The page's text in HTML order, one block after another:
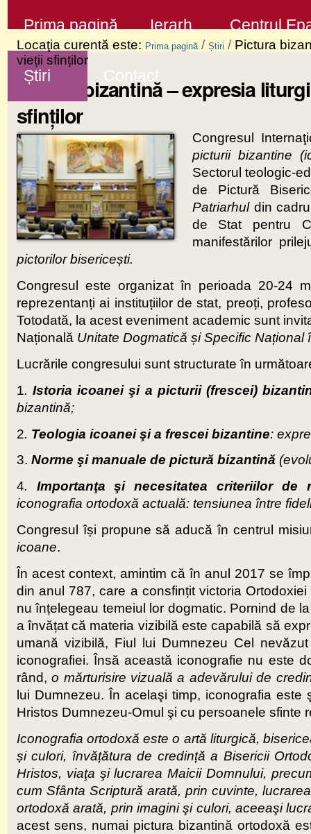
la
conţinut
Sari
la
navigare
Prima pagină Ierarh Centrul
Știri Contact
Locaţia curentă este: Prima pagină / Știri / Pictura
vieții sfinților
Pictura bizantină – expresia
sfinților
Congresul
picturii bizantine
Sectorul teologic-
de Pictură
Patriarhuldin
de Stat pentru
manifestărilor
pictorilor bisericești.
Congresul este organizat în perioada 20-24
reprezentanți ai instituțiilor de stat, preoți,
Totodată, la acest eveniment academic sunt
Națională Unitate Dogmatică și Specific Național
Lucrările congresului sunt structurate în
1. Istoria icoanei şi a picturii (frescei)
bizantină;
2. Teologia icoanei şi a frescei bizantine:
3. Norme şi manuale de pictură bizantină
4. Importanţa şi necesitatea criteriilor de
iconografia ortodoxă actuală: tensiunea între
Congresul își propune să aducă în centrul
icoane.
În acest context, amintim că în anul 2017 se
din anul 787, care a consfințit victoria
nu înțelegeau temeiul lor dogmatic. Pornind de
a învățat că materia vizibilă este capabilă să
umană vizibilă, Fiul lui Dumnezeu Cel
iconografiei. Însă această iconografie nu este
rând,o mărturisire vizuală a adevărului de
lui Dumnezeu. În acelaşi timp, iconografia este
Hristos Dumnezeu-Omul şi cu persoanele sfinte
Iconografia ortodoxă este o artă liturgică,
și culori, învățătura de credință a Bisericii
Hristos, viaţa şi lucrarea Maicii Domnului,
cum Sfânta Scriptură arată, prin cuvinte,
ortodoxă arată, prin imagini şi culori, aceeaşi
acest sens, numai pictura bizantină ortodoxă